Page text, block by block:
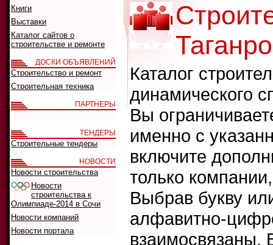
Каталог
динамического
Вы
именно с
включите
только
Выбрав букву
алфавитно-
взаимосвязаны.
Книги
Выставки
Каталог сайтов о
строительстве и ремонте
ДОСКИ ОБЪЯВЛЕНИЙ
Строительство и ремонт
Строительная техника
ПАРТНЕРЫ
ТЕНДЕРЫ
Строительные тендеры
НОВОСТИ
Новости строительства
Новости
строительства к
Олимпиаде-2014 в Сочи
Новости компаний
Новости портала